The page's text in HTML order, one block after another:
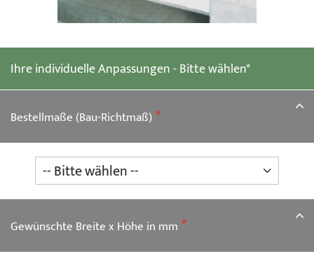
Ihre individuelle Anpassungen - Bitte wählen*
Bestellmaße (Bau-Richtmaß)
Gewünschte Breite x Höhe in mm
Bildgalerie